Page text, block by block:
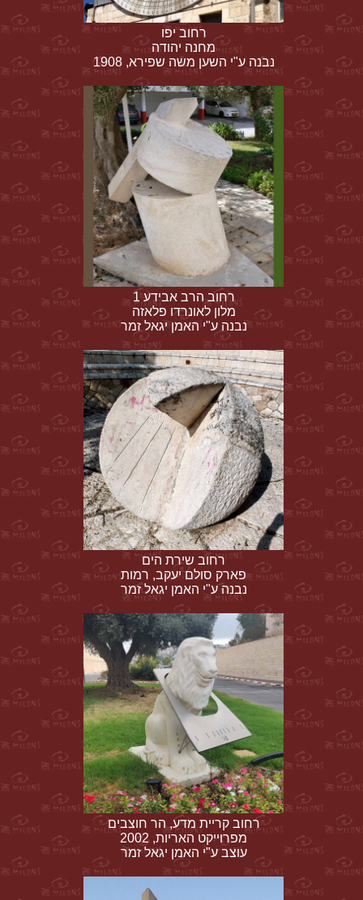
רחוב יפו
מחנה יהודה
נבנה ע"י השען משה שפירא, 1908
רחוב הרב אבידע 1
מלון לאונרדו פלאזה
נבנה ע"י האמן יגאל זמר
רחוב שירת הים
פארק סולם יעקב, רמות
נבנה ע"י האמן יגאל זמר
רחוב קריית מדע, הר חוצבים
מפרוייקט האריות, 2002
עוצב ע"י האמן יגאל זמר